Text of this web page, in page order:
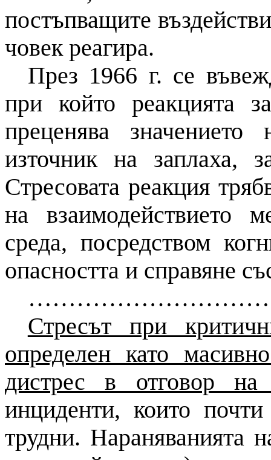
постъпващите
човек реагира.
През 1966 г. се
при който реакцията
преценява
източник на заплаха,
Стресовата реакция
на взаимодействието
среда, посредством
опасността и справяне
Стресът при
определен като
дистрес в отговор на
инциденти, които
трудни. Нараняванията